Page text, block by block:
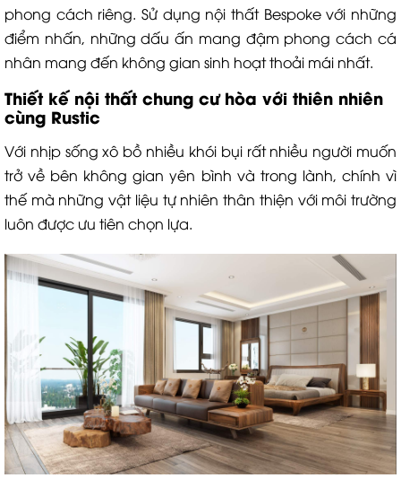
phong cách riêng. Sử dụng nội thất Bespoke với những
điểm nhấn, những dấu ấn mang đậm phong cách cá
nhân mang đến không gian sinh hoạt thoải mái nhất.
Thiết kế nội thất chung cư hòa với thiên nhiên
cùng Rustic
Với nhịp sống xô bồ nhiều khói bụi rất nhiều người muốn
trở về bên không gian yên bình và trong lành, chính vì
thế mà những vật liệu tự nhiên thân thiện với môi trường
luôn được ưu tiên chọn lựa.